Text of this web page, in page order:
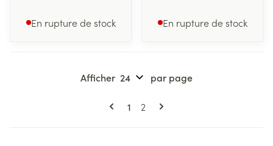
En rupture de stock En rupture de stock
Pages
Vous lisez actuellement la page
1 Page
2
Afficher par page